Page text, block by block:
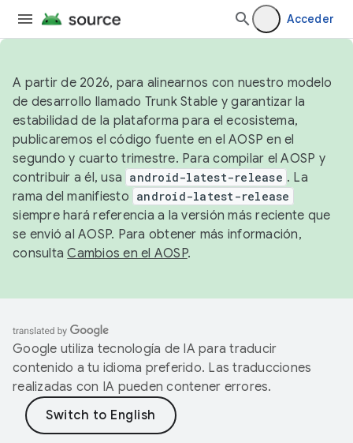
Acceder
A partir de 2026, para alinearnos con nuestro modelo
de desarrollo llamado Trunk Stable y garantizar la
estabilidad de la plataforma para el ecosistema,
publicaremos el código fuente en el AOSP en el
segundo y cuarto trimestre. Para compilar el AOSP y
contribuir a él, usa android-latest-release . La
rama del manifiesto android-latest-release
siempre hará referencia a la versión más reciente que
se envió al AOSP. Para obtener más información,
consultaCambios en el AOSP.
Google utiliza tecnología de IA para traducir
contenido a tu idioma preferido. Las traducciones
realizadas con IA pueden contener errores.